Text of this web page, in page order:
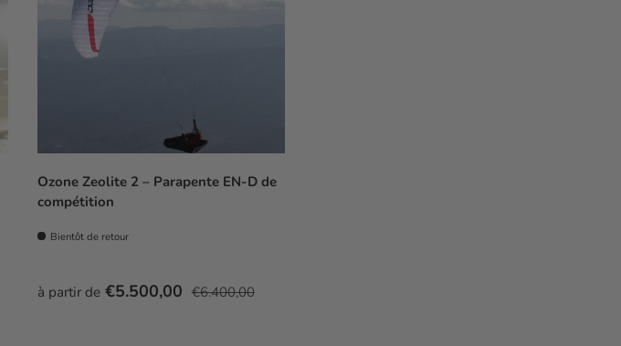
Ozone Zeolite 2 – Parapente EN-D de
compétition
Bientôt de retour
Prix soldé
à partir de €5.500,00 Prix habituel
€6.400,00